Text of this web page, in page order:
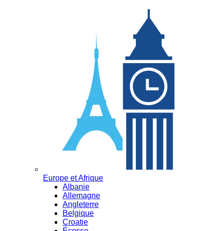
Europe et Afrique
Albanie
Allemagne
Angleterre
Belgique
Croatie